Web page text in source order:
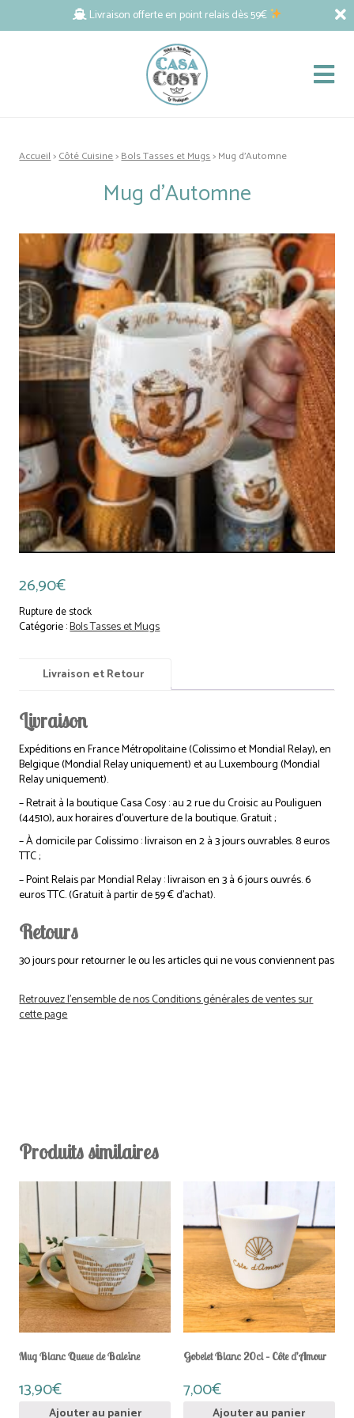
Livraison offerte en point relais dès 59€
Accueil>Côté Cuisine>Bols Tasses et Mugs> Mug d’Automne
Mug d’Automne
26,90€
Rupture de stock
Catégorie :Bols Tasses et Mugs
Livraison et Retour
Livraison
Expéditions en France Métropolitaine (Colissimo et Mondial Relay), en
Belgique (Mondial Relay uniquement) et au Luxembourg (Mondial
Relay uniquement).
– Retrait à la boutique Casa Cosy : au 2 rue du Croisic au Pouliguen
(44510), aux horaires d’ouverture de la boutique. Gratuit ;
– À domicile par Colissimo : livraison en 2 à 3 jours ouvrables. 8 euros
TTC ;
– Point Relais par Mondial Relay : livraison en 3 à 6 jours ouvrés. 6
euros TTC. (Gratuit à partir de 59 € d’achat).
Retours
30 jours pour retourner le ou les articles qui ne vous conviennent pas
Retrouvez l’ensemble de nos Conditions générales de ventes sur
cette page
Produits similaires
Mug Blanc Queue de Baleine
13,90€
Ajouter au panier
Gobelet Blanc 20cl – Côte d’Amour
7,00€
Ajouter au panier